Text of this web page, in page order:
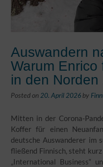
Auswandern
Warum Enrico
in den Norden
Posted on 20. April 2026 by
Mitten in der Corona-
Koffer für einen
deutsche Auswanderer im
fließend Finnisch, steht
„International Business“